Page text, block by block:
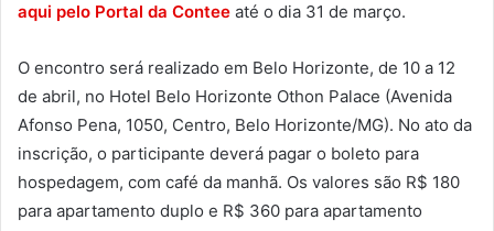
aqui pelo Portal da Contee até o dia 31 de março.
O encontro será realizado em Belo Horizonte, de 10 a 12
de abril, no Hotel Belo Horizonte Othon Palace (Avenida
Afonso Pena, 1050, Centro, Belo Horizonte/MG). No ato da
inscrição, o participante deverá pagar o boleto para
hospedagem, com café da manhã. Os valores são R$ 180
para apartamento duplo e R$ 360 para apartamento